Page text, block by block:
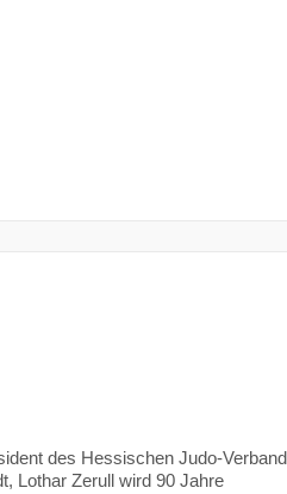
des Hessischen Judo-
Lothar Zerull wird 90 Jahre